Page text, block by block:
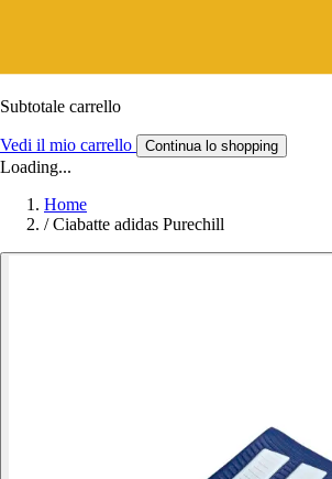
Subtotale carrello
Vedi il mio carrello Continua lo shopping
Loading...
Home
/ Ciabatte adidas Purechill